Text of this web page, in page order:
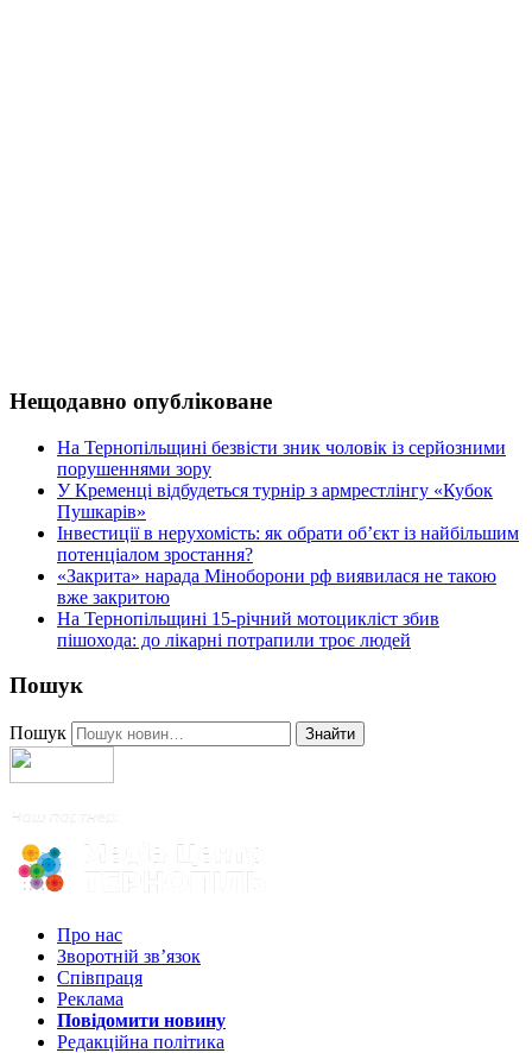
Нещодавно опубліковане
На Тернопільщині безвісти зник чоловік із серйозними
порушеннями зору
У Кременці відбудеться турнір з армрестлінгу «Кубок
Пушкарів»
Інвестиції в нерухомість: як обрати об’єкт із найбільшим
потенціалом зростання?
«Закрита» нарада Міноборони рф виявилася не такою
вже закритою
На Тернопільщині 15-річний мотоцикліст збив
пішохода: до лікарні потрапили троє людей
Пошук
Пошук Знайти
Про нас
Зворотній зв’язок
Співпраця
Реклама
Повідомити новину
Редакційна політика